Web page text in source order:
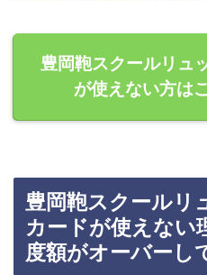
豊岡鞄スクールリュ
が使えない方は
豊岡鞄スクールリ
カードが使えない
度額がオーバーし